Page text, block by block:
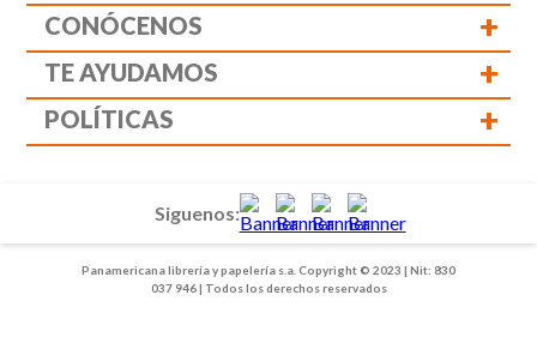
CONÓCENOS +
TE AYUDAMOS +
POLÍTICAS +
Panamericana librería y papelería s.a. Copyright © 2023 | Nit: 830
037 946 | Todos los derechos reservados
Siguenos: